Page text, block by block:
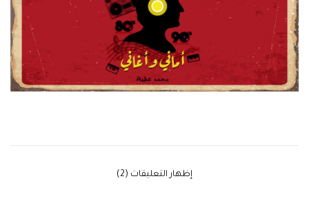
‫إظهار التعليقات (2)